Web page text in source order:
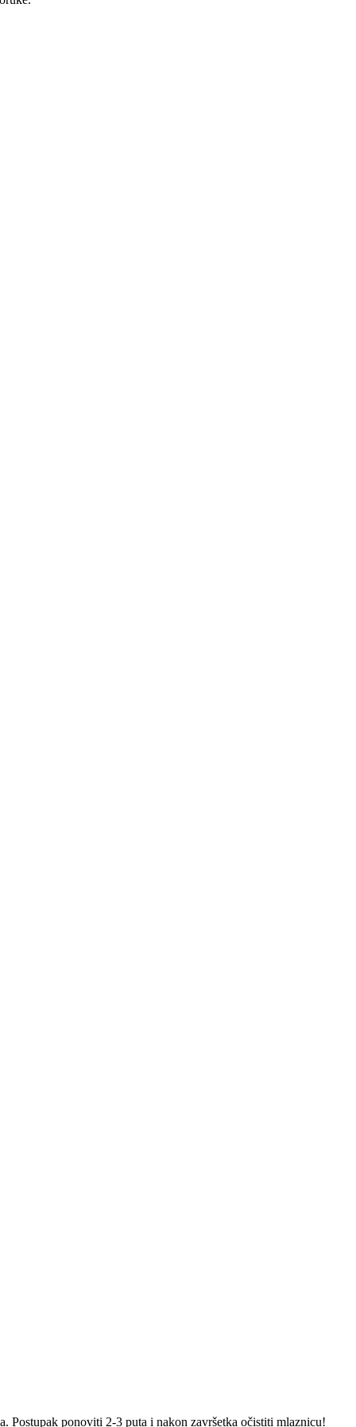
Postupak ponoviti 2-3 puta i nakon završetka očistiti mlaznicu!